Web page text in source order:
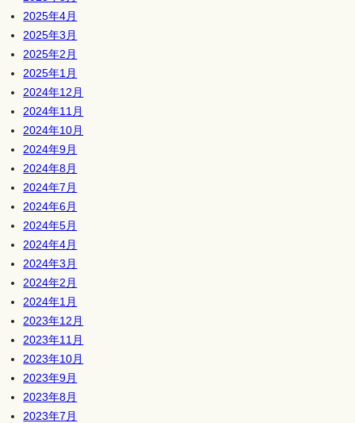
2025年4月
2025年3月
2025年2月
2025年1月
2024年12月
2024年11月
2024年10月
2024年9月
2024年8月
2024年7月
2024年6月
2024年5月
2024年4月
2024年3月
2024年2月
2024年1月
2023年12月
2023年11月
2023年10月
2023年9月
2023年8月
2023年7月